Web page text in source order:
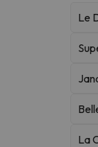
Le
La